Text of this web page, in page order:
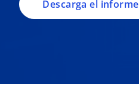
Descarga el informe
e
a